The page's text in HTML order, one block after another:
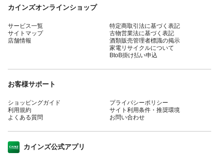
カインズオンラインショップ
サービス一覧
サイトマップ
店舗情報
特定商取引法に基づく表記
古物営業法に基づく表記
酒類販売管理者標識の掲示
家電リサイクルについて
BtoB掛け払い申込
お客様サポート
ショッピングガイド
利用規約
よくある質問
プライバシーポリシー
サイト利用条件・推奨環境
お問い合わせ
カインズ公式アプリ